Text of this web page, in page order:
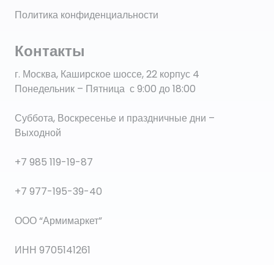
Политика конфиденциальности
Контакты
г. Москва, Каширское шоссе, 22 корпус 4
Понедельник – Пятница с 9:00 до 18:00
Суббота, Воскресенье и праздничные дни –
Выходной
+7 985 119-19-87
+7 977-195-39-40
ООО “Армимаркет”
ИНН 9705141261